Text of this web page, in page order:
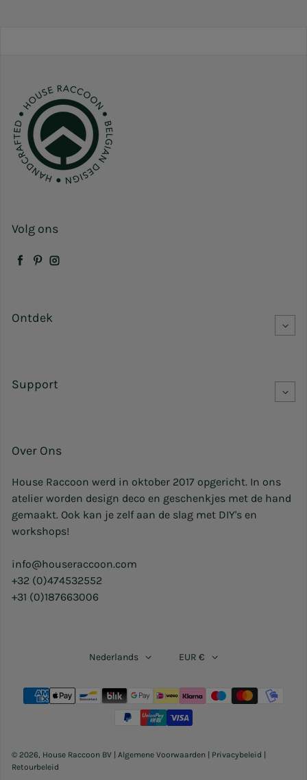
Volg ons
Facebook
Pinterest
Instagram
Ontdek
Support
Over Ons
House Raccoon werd in oktober 2017 opgericht. In ons
atelier worden design deco en geschenkjes met de hand
gemaakt. Ook kan je zelf aan de slag met DIY's en
workshops!
info@houseraccoon.com
+32 (0)474532552
+31 (0)187663006
Betaalmethoden
Nederlands EUR €
© 2026, House Raccoon BV Algemene Voorwaarden Privacybeleid
Retourbeleid